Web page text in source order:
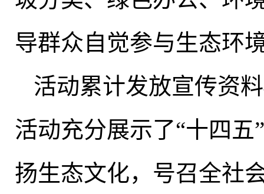
导群众自觉参与生态环
活动累计发放宣传资
活动充分展示了“十四
扬生态文化，号召全社